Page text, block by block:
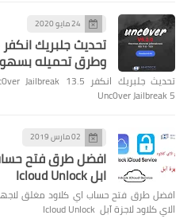
24 مايو 2020
وطرق تحميله
Unc0ver Jailbreak 5
02 مارس 2019
افضل طرق فتح
ابل Icloud Unlock
الاي كلاود لاجزة آبل Icloud Unlock